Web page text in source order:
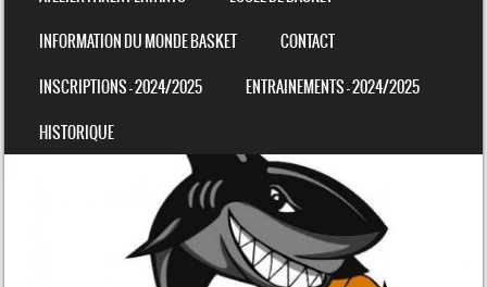
INFORMATION DU MONDE BASKET
CONTACT
INSCRIPTIONS – 2024/2025
ENTRAINEMENTS – 2024/2025
HISTORIQUE